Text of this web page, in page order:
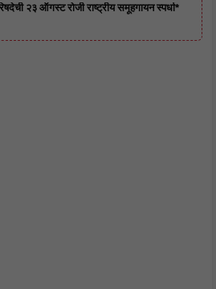
२३ ऑगस्ट रोजी राष्ट्रीय समूहगायन स्पर्धा*